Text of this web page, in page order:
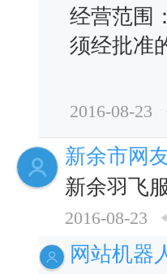
经营范围
须经批准
2016-08-23
新余市网
新余羽飞
2016-08-23
网站机器